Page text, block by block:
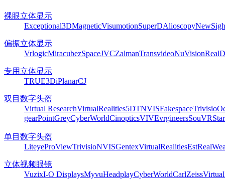
裸眼立体显示
Exceptional3DMagneticVisumotionSuperDAlioscopy
偏振立体显示
VrlogicMiracubezSpaceJVCZalmanTransvideoNuVisionRealD
专用立体显示
TRUE3DiPlanarCJ
双目数字头盔
Virtual ResearchVirtualRealities5DTNVISFakespaceTrivisio
gearPointGreyCyberWorldCinopticsVIVEvrgineersSouVR
单目数字头盔
LiteyeProViewTrivisioNVISGentexVirtualRealitiesEst
立体视频眼镜
VuzixI-O DisplaysMyvuHeadplayCyberWorldCarlZeiss